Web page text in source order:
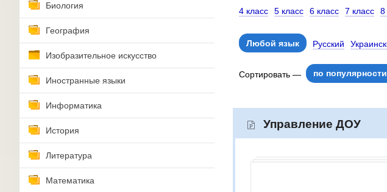
Биология
География
Изобразительное искусство
Иностранные языки
Информатика
История
Литература
Математика
4 класс 5 класс 6 класс 7 класс 8
Любой язык Русский
Сортировать — по популярности
Управление ДОУ